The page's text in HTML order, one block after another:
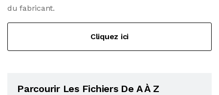
du fabricant.
Cliquez ici
Parcourir Les Fichiers De A À Z